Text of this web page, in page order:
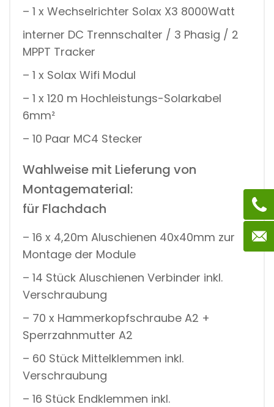
– 1 x Wechselrichter Solax X3 8000Watt
interner DC Trennschalter / 3 Phasig / 2
MPPT Tracker
– 1 x Solax Wifi Modul
– 1 x 120 m Hochleistungs-Solarkabel
6mm²
– 10 Paar MC4 Stecker
Wahlweise mit Lieferung von
Montagematerial:
für Flachdach
– 16 x 4,20m Aluschienen 40x40mm zur
Montage der Module
– 14 Stück Aluschienen Verbinder inkl.
Verschraubung
– 70 x Hammerkopfschraube A2 +
Sperrzahnmutter A2
– 60 Stück Mittelklemmen inkl.
Verschraubung
– 16 Stück Endklemmen inkl.